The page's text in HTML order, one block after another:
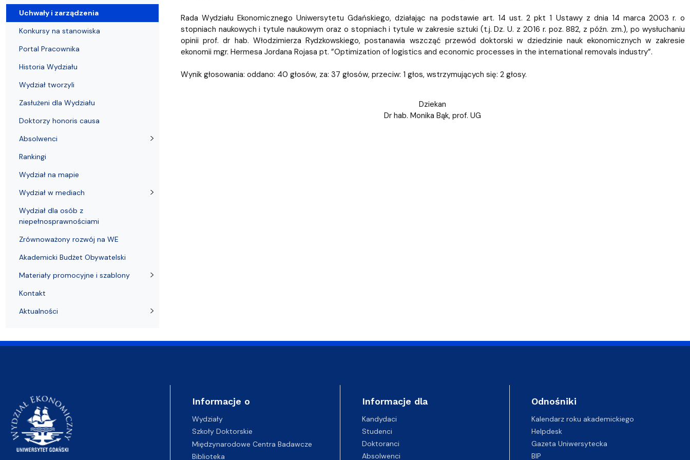
Rada Wydziału Ekonomicznego Uniwersytetu Gdańskiego, działając na podstawie art. 14 ust. 2 pkt 1 Ustawy z dnia 14 marca 2003 r. o
stopniach naukowych i tytule naukowym oraz o stopniach i tytule w zakresie sztuki (t.j. Dz. U. z 2016 r. poz. 882, z późn. zm.), po wysłuchaniu
opinii prof. dr hab. Włodzimierza Rydzkowskiego, postanawia wszcząć przewód doktorski w dziedzinie nauk ekonomicznych w zakresie
ekonomii mgr. Hermesa Jordana Rojasa pt. ”Optimization of logistics and economic processes in the international removals industry”.
Wynik głosowania: oddano: 40 głosów, za: 37 głosów, przeciw: 1 głos, wstrzymujących się: 2 głosy.
Dziekan
Dr hab. Monika Bąk, prof. UG
Uchwały i zarządzenia
Konkursy na stanowiska
Portal Pracownika
Historia Wydziału
Wydział tworzyli
Zasłużeni dla Wydziału
Doktorzy honoris causa
Absolwenci
Rankingi
Wydział na mapie
Wydział w mediach
Wydział dla osób z
niepełnosprawnościami
Zrównoważony rozwój na WE
Akademicki Budżet Obywatelski
Materiały promocyjne i szablony
Kontakt
Aktualności
Informacje o
Wydziały
Szkoły Doktorskie
Międzynarodowe Centra Badawcze
Biblioteka
Informacje dla
Kandydaci
Studenci
Doktoranci
Absolwenci
Odnośniki
Kalendarz roku akademickiego
Helpdesk
Gazeta Uniwersytecka
BIP